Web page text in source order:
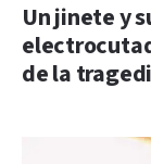
Un jinete y
de la